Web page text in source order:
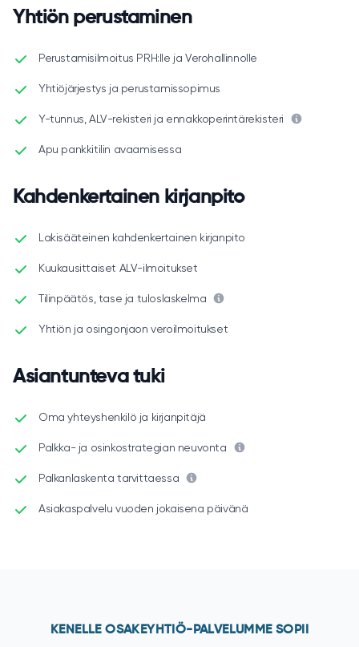
Yhtiön perustaminen
Perustamisilmoitus PRH:lle ja Verohallinnolle
Yhtiöjärjestys ja perustamissopimus
Y-tunnus, ALV-rekisteri ja ennakkoperintärekisteri
Apu pankkitilin avaamisessa
Kahdenkertainen kirjanpito
Lakisääteinen kahdenkertainen kirjanpito
Kuukausittaiset ALV-ilmoitukset
Tilinpäätös, tase ja tuloslaskelma
Yhtiön ja osingonjaon veroilmoitukset
Asiantunteva tuki
Oma yhteyshenkilö ja kirjanpitäjä
Palkka- ja osinkostrategian neuvonta
Palkanlaskenta tarvittaessa
Asiakaspalvelu vuoden jokaisena päivänä
KENELLE OSAKEYHTIÖ-PALVELUMME SOPII